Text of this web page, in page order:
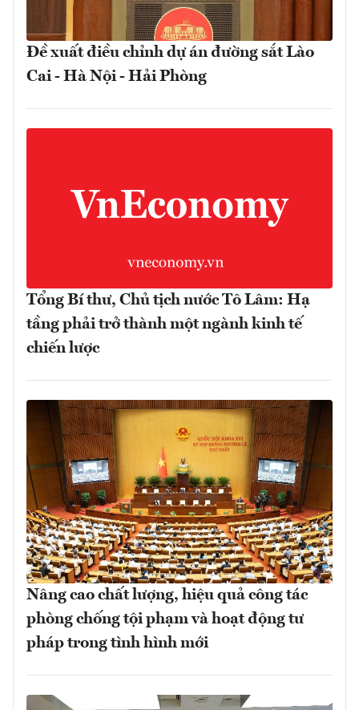
Đề xuất điều chỉnh dự án đường sắt Lào
Cai - Hà Nội - Hải Phòng
Tổng Bí thư, Chủ tịch nước Tô Lâm: Hạ
tầng phải trở thành một ngành kinh tế
chiến lược
Nâng cao chất lượng, hiệu quả công tác
phòng chống tội phạm và hoạt động tư
pháp trong tình hình mới